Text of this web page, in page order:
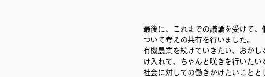
最後に、これまでの議論を受けて
ついて考えの共有を行いました。
有機農業を続けていきたい、おか
け入れて、ちゃんと嘆きを行いたい
社会に対しての働きかけたいことと